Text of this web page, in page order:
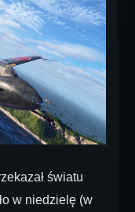
światu
w niedzielę (w